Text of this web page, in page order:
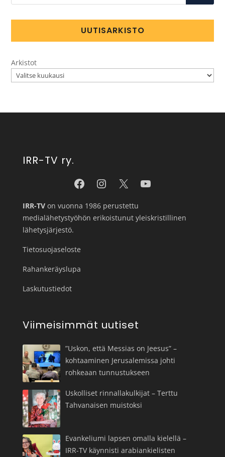
UUTISARKISTO
Arkistot
IRR-TV ry.
IRR-TVon vuonna 1986 perustettu
medialähetystyöhön erikoistunut yleiskristillinen
lähetysjärjestö.
Tietosuojaseloste
Rahankeräyslupa
Laskutustiedot
Viimeisimmät uutiset
”Uskon, että Messias on Jeesus” –
kohtaaminen Jerusalemissa johti
rohkeaan tunnustukseen
Uskolliset rinnallakulkijat – Terttu
Tahvanaisen muistoksi
Evankeliumi lapsen omalla kielellä –
IRR-TV käynnisti arabiankielisten